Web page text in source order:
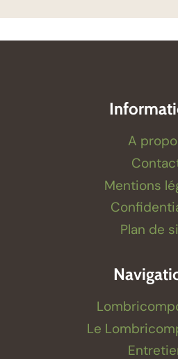
A
Mentions
Plan de
Le